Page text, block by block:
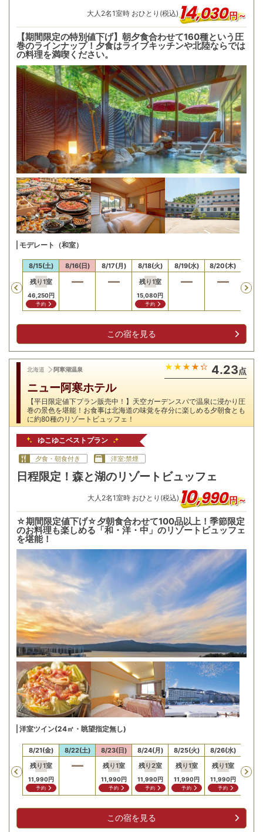
大人 2名1室時 おひとり(税込)14,030円～
【期間限定の特別値下げ】朝夕食合わせて160種という圧
巻のラインナップ！夕食はライブキッチンや北陸ならでは
の料理を満喫ください。
モデレート（和室）
Previous
8/15(土)
残り1室
46,250円
予約
8/16(日) 8/17(月)
8/18(火)
残り1室
15,080円
予約
8/19(水) 8/20(木)
この宿を見る
北海道 阿寒湖温泉 4.23点
ニュー阿寒ホテル
【平日限定値下プラン販売中！】天空ガーデンスパで温泉に浸かり圧
巻の景色を堪能！お食事は北海道の味覚を存分に楽しめる夕朝食とも
に約80種のリゾートビュッフェ！
ゆこゆこベストプラン
夕食・朝食付き 洋室:禁煙
日程限定！森と湖のリゾートビュッフェ
大人 2名1室時 おひとり(税込)10,990円～
☆期間限定値下げ☆夕朝食合わせて100品以上！季節限定
のお料理も楽しめる「和・洋・中」のリゾートビュッフェ
を堪能！
洋室ツイン(24㎡・眺望指定無し)
Previous
8/21(金)
残り1室
11,990円
予約
8/22(土)
8/23(日)
残り1室
11,990円
予約
8/24(月)
残り2室
11,990円
予約
8/25(火)
残り1室
11,990円
予約
8/26(水)
残り1室
11,990円
予約
この宿を見る